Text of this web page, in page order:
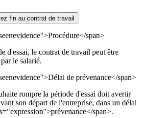
fin au contrat de travail
span>
d'essai, le contrat de travail peut être
le salarié.
de prévenance</span>
rompre la période d'essai doit avertir
son départ de l'entreprise, dans un délai
span>.